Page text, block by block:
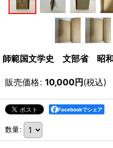
師範国文学史 文部省 昭
販売価格: 10,000円(税込)
Facebookでシェア
数量: